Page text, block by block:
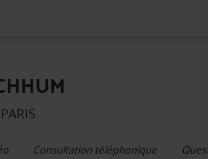
Consultation téléphonique